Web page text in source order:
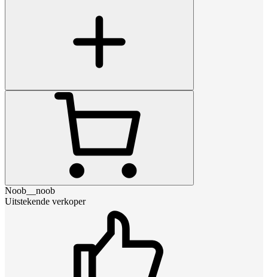
Noob__noob
Uitstekende verkoper